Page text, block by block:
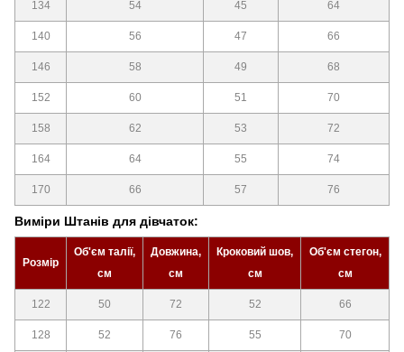
134 54 45 64
140 56 47 66
146 58 49 68
152 60 51 70
158 62 53 72
164 64 55 74
170 66 57 76
Виміри Штанів для дівчаток:
Розмір
Об'єм талії,
см
Довжина,
см
Кроковий шов,
см
Об'єм стегон,
см
122 50 72 52 66
128 52 76 55 70